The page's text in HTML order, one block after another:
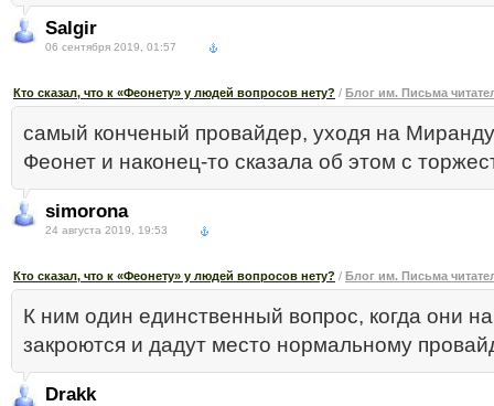
Salgir
06 сентября 2019, 01:57
Кто сказал, что к «Феонету» у людей вопросов нету? / Блог им. Письма
самый конченый провайдер, уходя на
Феонет и наконец-то сказала об этом с
simorona
24 августа 2019, 19:53
Кто сказал, что к «Феонету» у людей вопросов нету? / Блог им. Письма
К ним один единственный вопрос, когда они
закроются и дадут место нормальному
Drakk